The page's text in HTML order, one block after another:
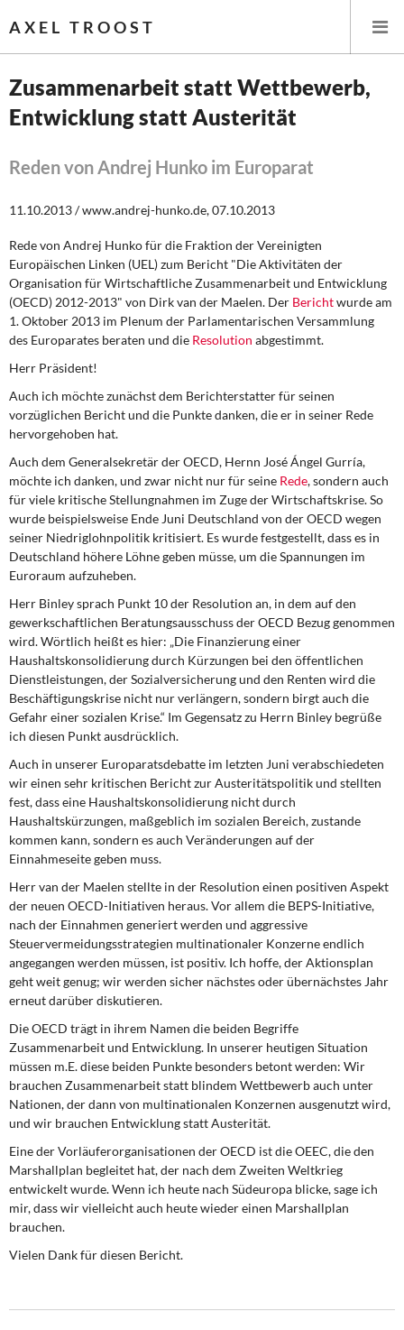
AXEL TROOST
Startseite
Themen
Leitlinien linker Wirtschafts- und Finanzpolitik
Wirtschaftspolitik
Steuer- und Finanzpolitik
Öffentliche Infrastruktur und Daseinsvorsorge
Eurokrise und Griechenland
DIE LINKE
Weitere Themen
Memo-Gruppe
Institut Solidarische Moderne
Über mich
Kontakt
Zusammenarbeit statt Wettbewerb,
Entwicklung statt Austerität
Reden von Andrej Hunko im Europarat
11.10.2013 / www.andrej-hunko.de, 07.10.2013
Rede von Andrej Hunko für die Fraktion der Vereinigten
Europäischen Linken (UEL) zum Bericht "Die Aktivitäten der
Organisation für Wirtschaftliche Zusammenarbeit und Entwicklung
(OECD) 2012-2013" von Dirk van der Maelen. Der Berichtwurde am
1. Oktober 2013 im Plenum der Parlamentarischen Versammlung
des Europarates beraten und die Resolution abgestimmt.
Herr Präsident!
Auch ich möchte zunächst dem Berichterstatter für seinen
vorzüglichen Bericht und die Punkte danken, die er in seiner Rede
hervorgehoben hat.
Auch dem Generalsekretär der OECD, Hernn José Ángel Gurría,
möchte ich danken, und zwar nicht nur für seine Rede, sondern auch
für viele kritische Stellungnahmen im Zuge der Wirtschaftskrise. So
wurde beispielsweise Ende Juni Deutschland von der OECD wegen
seiner Niedriglohnpolitik kritisiert. Es wurde festgestellt, dass es in
Deutschland höhere Löhne geben müsse, um die Spannungen im
Euroraum aufzuheben.
Herr Binley sprach Punkt 10 der Resolution an, in dem auf den
gewerkschaftlichen Beratungsausschuss der OECD Bezug genommen
wird. Wörtlich heißt es hier: „Die Finanzierung einer
Haushaltskonsolidierung durch Kürzungen bei den öffentlichen
Dienstleistungen, der Sozialversicherung und den Renten wird die
Beschäftigungskrise nicht nur verlängern, sondern birgt auch die
Gefahr einer sozialen Krise.“ Im Gegensatz zu Herrn Binley begrüße
ich diesen Punkt ausdrücklich.
Auch in unserer Europaratsdebatte im letzten Juni verabschiedeten
wir einen sehr kritischen Bericht zur Austeritätspolitik und stellten
fest, dass eine Haushaltskonsolidierung nicht durch
Haushaltskürzungen, maßgeblich im sozialen Bereich, zustande
kommen kann, sondern es auch Veränderungen auf der
Einnahmeseite geben muss.
Herr van der Maelen stellte in der Resolution einen positiven Aspekt
der neuen OECD-Initiativen heraus. Vor allem die BEPS-Initiative,
nach der Einnahmen generiert werden und aggressive
Steuervermeidungsstrategien multinationaler Konzerne endlich
angegangen werden müssen, ist positiv. Ich hoffe, der Aktionsplan
geht weit genug; wir werden sicher nächstes oder übernächstes Jahr
erneut darüber diskutieren.
Die OECD trägt in ihrem Namen die beiden Begriffe
Zusammenarbeit und Entwicklung. In unserer heutigen Situation
müssen m.E. diese beiden Punkte besonders betont werden: Wir
brauchen Zusammenarbeit statt blindem Wettbewerb auch unter
Nationen, der dann von multinationalen Konzernen ausgenutzt wird,
und wir brauchen Entwicklung statt Austerität.
Eine der Vorläuferorganisationen der OECD ist die OEEC, die den
Marshallplan begleitet hat, der nach dem Zweiten Weltkrieg
entwickelt wurde. Wenn ich heute nach Südeuropa blicke, sage ich
mir, dass wir vielleicht auch heute wieder einen Marshallplan
brauchen.
Vielen Dank für diesen Bericht.